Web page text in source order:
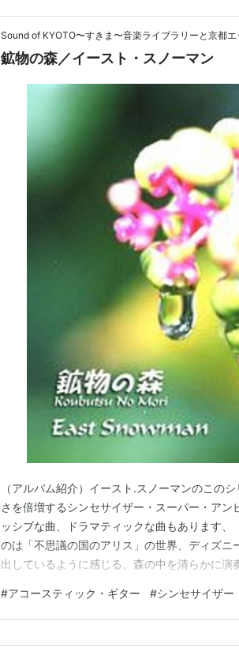
Sound of KYOTO〜すきま〜音楽ライブラリーと京都エ
鉱物の森／イースト・スノーマン
（アルバム紹介）イースト.スノーマンのこの
さを倍増するシンセサイザー・スーパー・ア
ッシブな曲、ドラマティックな曲もあります
のは「不思議の国のアリス」の世界、ディズ
出しているように感じる、森の中を清らかに演
仕立ての印象を受ける、Spotifyはこちら
ま～／鉱物の森 イースト…
#アコースティック・ギター #シンセサイザー